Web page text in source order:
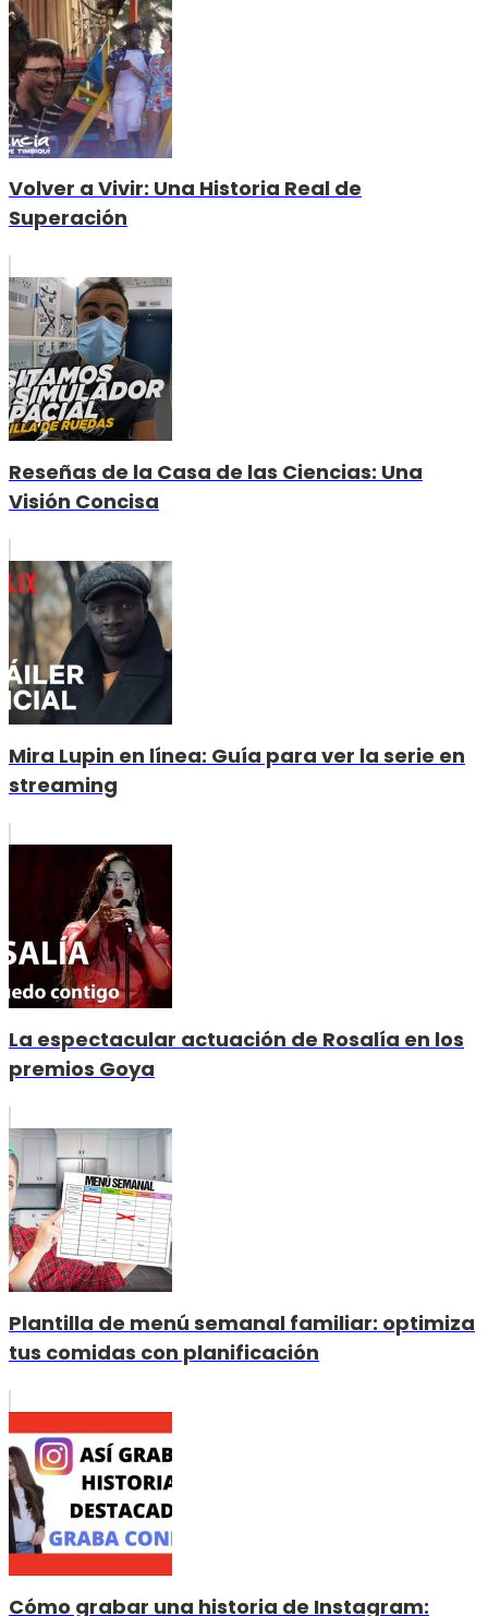
Volver a Vivir: Una Historia Real de
Superación
Reseñas de la Casa de las Ciencias: Una
Visión Concisa
Mira Lupin en línea: Guía para ver la serie en
streaming
La espectacular actuación de Rosalía en los
premios Goya
Plantilla de menú semanal familiar: optimiza
tus comidas con planificación
Cómo grabar una historia de Instagram: